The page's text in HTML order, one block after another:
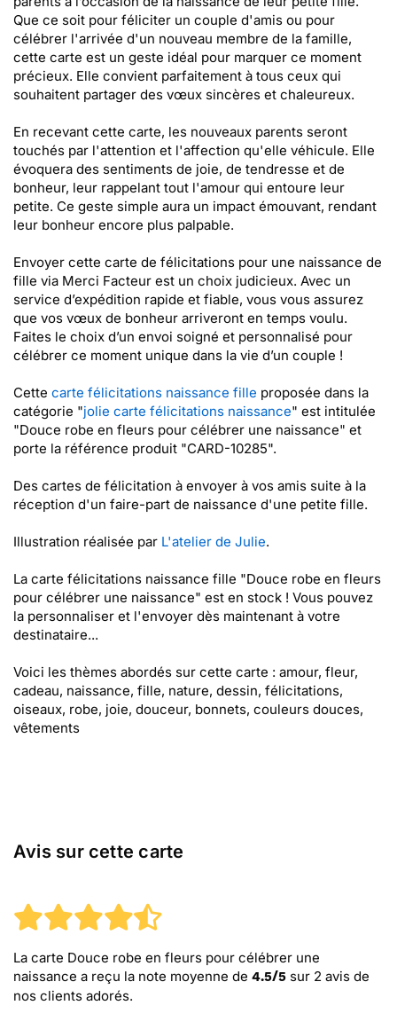
Que ce soit pour féliciter un couple d'amis ou pour
célébrer l'arrivée d'un nouveau membre de la famille,
cette carte est un geste idéal pour marquer ce moment
précieux. Elle convient parfaitement à tous ceux qui
souhaitent partager des vœux sincères et chaleureux.
En recevant cette carte, les nouveaux parents seront
touchés par l'attention et l'affection qu'elle véhicule. Elle
évoquera des sentiments de joie, de tendresse et de
bonheur, leur rappelant tout l'amour qui entoure leur
petite. Ce geste simple aura un impact émouvant, rendant
leur bonheur encore plus palpable.
Envoyer cette carte de félicitations pour une naissance de
fille via Merci Facteur est un choix judicieux. Avec un
service d’expédition rapide et fiable, vous vous assurez
que vos vœux de bonheur arriveront en temps voulu.
Faites le choix d’un envoi soigné et personnalisé pour
célébrer ce moment unique dans la vie d’un couple !
Cette carte félicitations naissance fille proposée dans la
catégorie "jolie carte félicitations naissance" est intitulée
"Douce robe en fleurs pour célébrer une naissance" et
porte la référence produit "CARD-10285".
Des cartes de félicitation à envoyer à vos amis suite à la
réception d'un faire-part de naissance d'une petite fille.
Illustration réalisée par L'atelier de Julie.
La carte félicitations naissance fille "Douce robe en fleurs
pour célébrer une naissance" est en stock ! Vous pouvez
la personnaliser et l'envoyer dès maintenant à votre
destinataire...
Voici les thèmes abordés sur cette carte : amour, fleur,
cadeau, naissance, fille, nature, dessin, félicitations,
oiseaux, robe, joie, douceur, bonnets, couleurs douces,
vêtements
Avis sur cette carte
La carte Douce robe en fleurs pour célébrer une
naissance a reçu la note moyenne de 4.5/5 sur 2 avis de
nos clients adorés.